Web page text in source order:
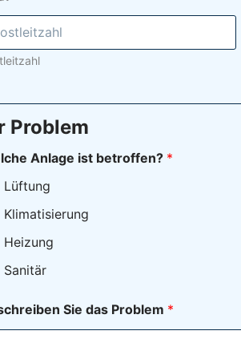
Problem
Anlage ist betroffen? *
Lüftung
Klimatisierung
Heizung
Sanitär
Sie das Problem *